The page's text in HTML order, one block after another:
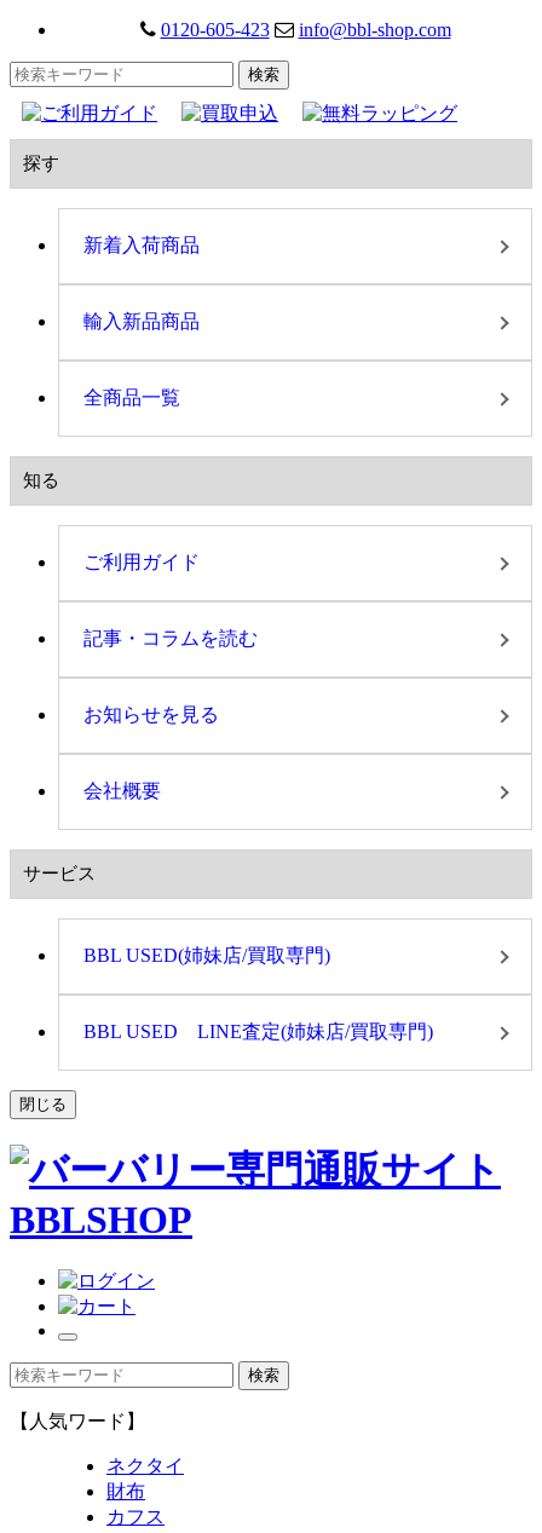
0120-605-423 info@bbl-shop.com
探す
新着入荷商品
輸入新品商品
全商品一覧
知る
ご利用ガイド
記事・コラムを読む
お知らせを見る
会社概要
サービス
BBL USED(姉妹店/買取専門)
BBL USED LINE査定(姉妹店/買取専門)
閉じる
【人気ワード】
ネクタイ
財布
カフス